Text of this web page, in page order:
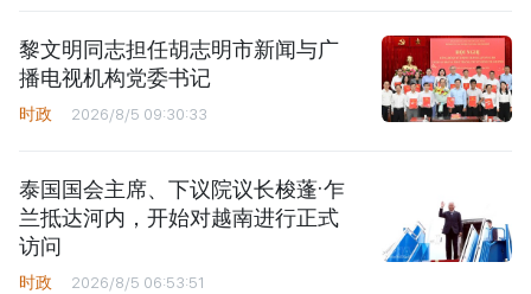
黎文明同志担任胡志明市新闻与广
播电视机构党委书记
时政 2026/8/5 09:30:33
泰国国会主席、下议院议长梭蓬·乍
兰抵达河内，开始对越南进行正式
访问
时政 2026/8/5 06:53:51